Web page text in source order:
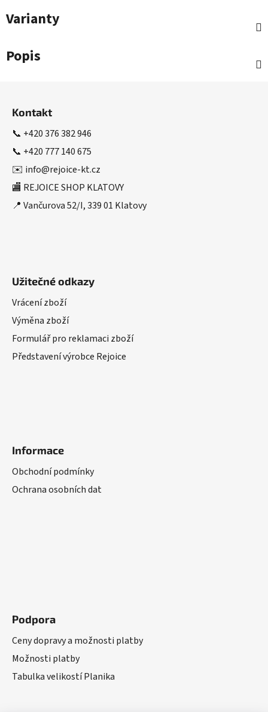
Varianty
Popis
Kontakt
📞 +420 376 382 946
📞 +420 777 140 675
✉️ info@rejoice-kt.cz
🏬 REJOICE SHOP KLATOVY
📍 Vančurova 52/I, 339 01 Klatovy
Užitečné odkazy
Vrácení zboží
Výměna zboží
Formulář pro reklamaci zboží
Představení výrobce Rejoice
Informace
Obchodní podmínky
Ochrana osobních dat
Podpora
Ceny dopravy a možnosti platby
Možnosti platby
Tabulka velikostí Planika